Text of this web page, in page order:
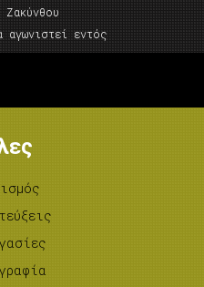
αγωνιστεί εντός